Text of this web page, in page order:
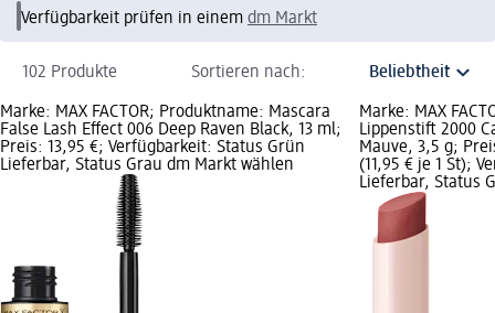
Verfügbarkeit prüfen in einem dm Markt
102 Produkte Sortieren nach:
Marke: MAX FACTOR; Produktname: Mascara
False Lash Effect 006 Deep Raven Black, 13 ml;
Preis: 13,95 €; Verfügbarkeit: Status Grün
Lieferbar, Status Grau dm Markt wählen
Marke: MAX
Lippenstift 2000
Mauve, 3,5 g;
(11,95 € je 1 St);
Lieferbar, Status